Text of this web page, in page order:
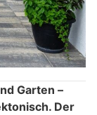
Garten –
Der